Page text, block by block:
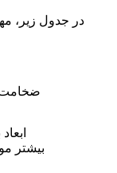
در جدول زیر،
ضخامت
بیشتر